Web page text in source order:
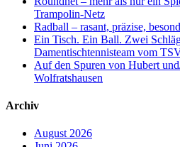
Trampolin-Netz
Radball – rasant, präzise,
Ein Tisch. Ein Ball. Zwei
Damentischtennisteam vom
Auf den Spuren von Hubert
Wolfratshausen
Archiv
August 2026